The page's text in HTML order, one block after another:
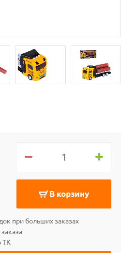
В корзину
при больших заказах
ТК